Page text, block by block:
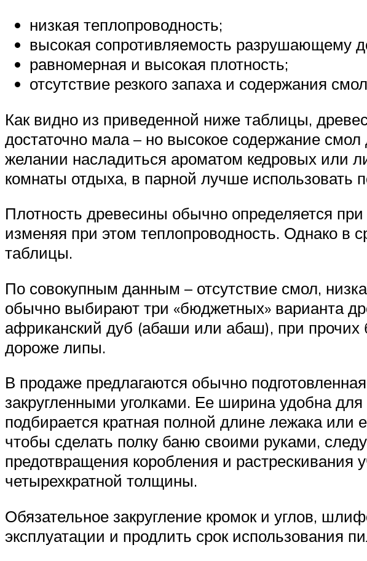
низкая теплопроводность;
высокая сопротивляемость разрушающему
равномерная и высокая плотность;
отсутствие резкого запаха и содержания
Как видно из приведенной ниже таблицы,
достаточно мала – но высокое содержание
желании насладиться ароматом кедровых или
комнаты отдыха, в парной лучше использовать
Плотность древесины обычно определяется
изменяя при этом теплопроводность. Однако
таблицы.
По совокупным данным – отсутствие смол,
обычно выбирают три «бюджетных» варианта
африканский дуб (абаши или абаш), при прочих
дороже липы.
В продаже предлагаются обычно
закругленными уголками. Ее ширина удобна
подбирается кратная полной длине лежака или
чтобы сделать полку баню своими руками,
предотвращения коробления и
четырехкратной толщины.
Обязательное закругление кромок и углов,
эксплуатации и продлить срок использования